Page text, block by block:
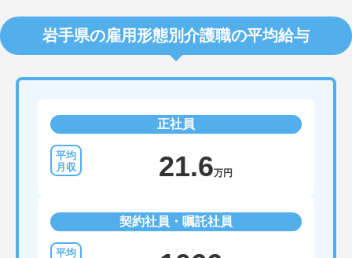
岩手県の雇用形態別介護職の平均給与
正社員
21.6万円
契約社員・嘱託社員